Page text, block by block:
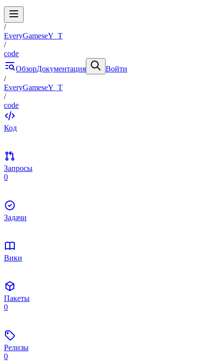
/
EveryGameseY_T
/
code
ОбзорДокументация
Войти
/
EveryGameseY_T
/
code
Код
Запросы
0
Задачи
Вики
Пакеты
0
Релизы
0